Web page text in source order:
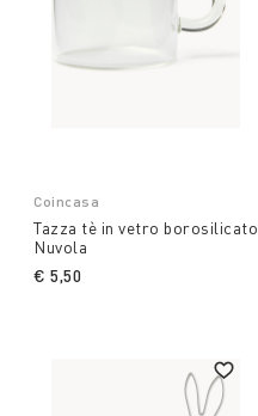
Coincasa
Tazza tè in vetro borosilicato
Nuvola
€ 5,50